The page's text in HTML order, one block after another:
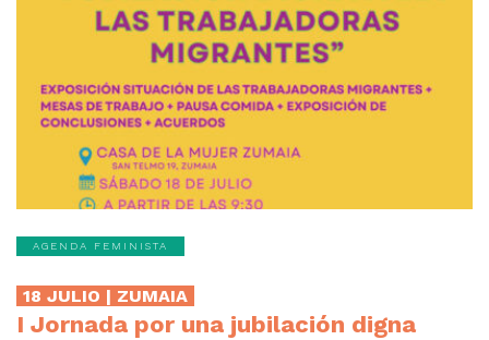
AGENDA FEMINISTA
18 JULIO | ZUMAIA
I Jornada por una jubilación digna